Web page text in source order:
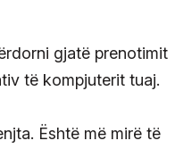
gjatë prenotimit
të kompjuterit tuaj.
Është më mirë të